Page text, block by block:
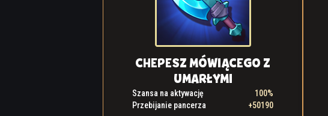
CHEPESZ MÓWIĄCEGO Z
UMARŁYMI
Szansa na aktywację
100%
Przebijanie pancerza
+50190